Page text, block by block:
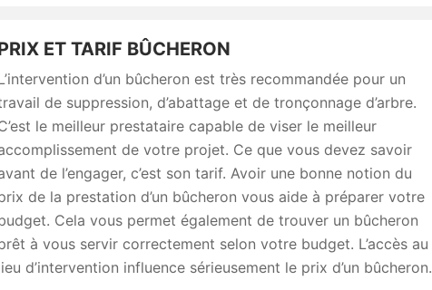
ET TARIF BÛCHERON
d’un bûcheron est très recommandée pour un
de suppression, d’abattage et de tronçonnage d’arbre.
le meilleur prestataire capable de viser le meilleur
de votre projet. Ce que vous devez savoir
de l’engager, c’est son tarif. Avoir une bonne notion du
de la prestation d’un bûcheron vous aide à préparer votre
Cela vous permet également de trouver un bûcheron
à vous servir correctement selon votre budget. L’accès au
d’intervention influence sérieusement le prix d’un bûcheron.